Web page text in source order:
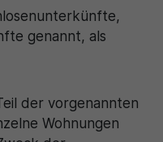
genannt, als
der vorgenannten
Wohnungen